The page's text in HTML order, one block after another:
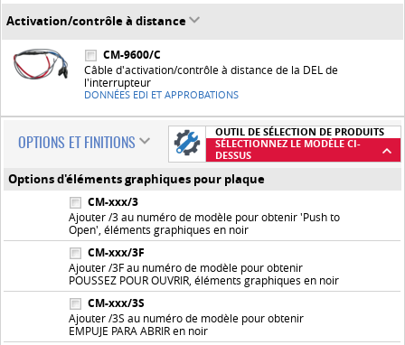
Activation/contrôle à distance
CM-9600/C
Câble d'activation/contrôle à distance de la DEL de
l'interrupteur
DONNÉES EDI ET APPROBATIONS
OPTIONS ET FINITIONS
OUTIL DE SÉLECTION DE PRODUITS
SÉLECTIONNEZ LE MODÈLE CI-
DESSUS
Options d'éléments graphiques pour plaque
CM-xxx/3
Ajouter /3 au numéro de modèle pour obtenir 'Push to
Open', éléments graphiques en noir
CM-xxx/3F
Ajouter /3F au numéro de modèle pour obtenir
POUSSEZ POUR OUVRIR, éléments graphiques en noir
CM-xxx/3S
Ajouter /3S au numéro de modèle pour obtenir
EMPUJE PARA ABRIR en noir